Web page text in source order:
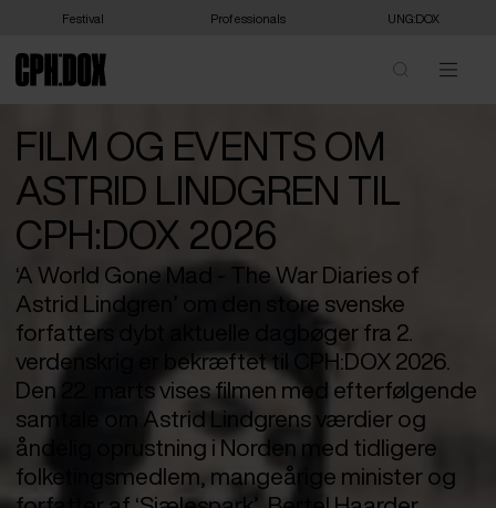
Festival Professionals UNG:DOX
FILM OG EVENTS OM
ASTRID LINDGREN TIL
CPH:DOX 2026
‘A World Gone Mad - The War Diaries of
Astrid Lindgren’ om den store svenske
forfatters dybt aktuelle dagbøger fra 2.
verdenskrig er bekræftet til CPH:DOX 2026.
Den 22. marts vises filmen med efterfølgende
samtale om Astrid Lindgrens værdier og
åndelig oprustning i Norden med tidligere
folketingsmedlem, mangeårige minister og